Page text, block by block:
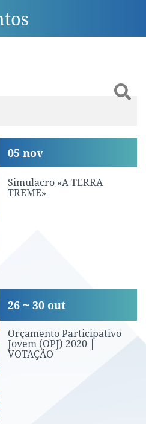
TREME»
Simulacro «A TERRA
TREME»
05 nov
Jovem (OPJ)
Orçamento Participativo
Jovem (OPJ) 2020 |
VOTAÇÃO
26 30 out